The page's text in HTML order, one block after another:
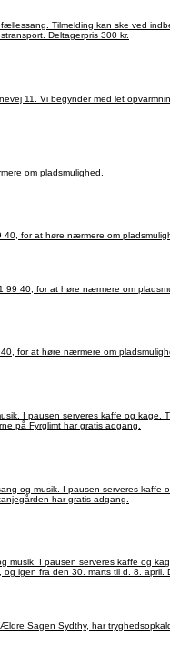
tidsrummet fra den 6 oktober til den 23. oktober 2026. Der arrangeres ikke fællestransport. Deltagerpris 300 kr.
Christensen, tlf. 29 91 99
nærmere om pladsmulighed.
Christensen, 29 91 99 40, for at høre nærmere om
Inga Christensen, 29 91 99 40, for at høre nærmere om
29 91 99 40, for at høre nærmere om
arrangeres ikke fællestransport. Deltagerpris 60 kr. Beboerne på Fyrglimt har gratis adgang.
60 kr. Beboerne på Kastanjegården har gratis adgang.